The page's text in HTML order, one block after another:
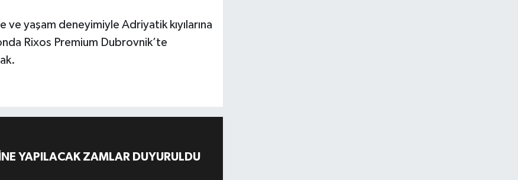
yaşam deneyimiyle Adriyatik kıyılarına
Rixos Premium Dubrovnik’te
YAPILACAK ZAMLAR DUYURULDU